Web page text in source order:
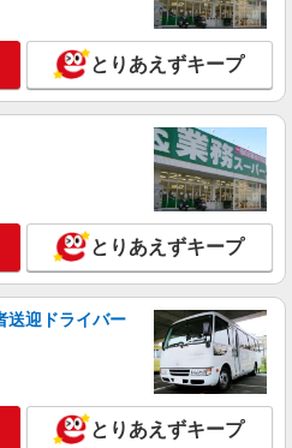
゜+゜・。○。・゜+゜ 入社祝い金10
能（規程
○。・゜+゜・。○。・゜+゜
詳細を見る
人気機種に詳しくなれる携帯販
円〜 ※残業代支給 ★交通費別途支給
円支給(規定有) お友達を紹介
ティブ支給(規定有) ★月2回払
能（規程有）★ ゜・。○。・゜
゜+゜
市のsoftbankショップ
詳細を見る
とりあえずキープ
とりあえずキープ
送迎ドライバー
とりあえずキープ